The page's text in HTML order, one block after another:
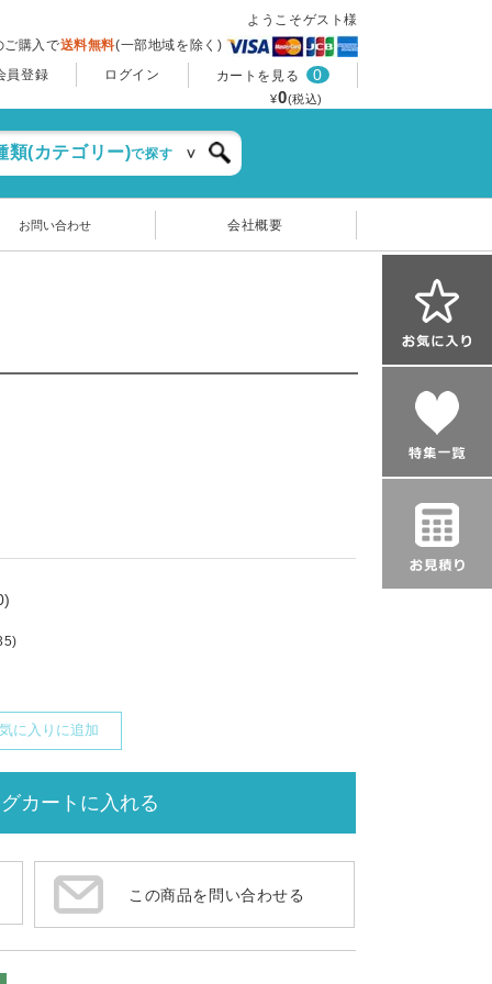
ようこそゲスト様
購入で送料無料(一部地域を除く)
員登録
ログイン カートを見る 0
¥0(税込)
類(カテゴリー)で探す
お問い合わせ 会社概要
に入りに追加
この商品を問い合わせる